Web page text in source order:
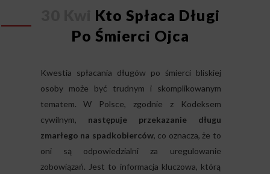
Kto Spłaca Długi
Po Śmierci Ojca
Kwestia spłacania długów po śmierci bliskiej
osoby może być trudnym i skomplikowanym
tematem. W Polsce, zgodnie z Kodeksem
cywilnym, następuje przekazanie długu
zmarłego na spadkobierców, co oznacza, że to
oni są odpowiedzialni za uregulowanie
zobowiązań. Jest to informacja kluczowa, którą